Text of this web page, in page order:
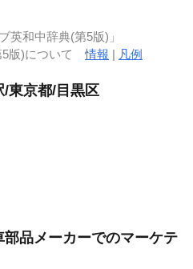
英和中辞典(第5版)」
5版)について情報 | 凡例
/東京都/目黒区
品メーカーでのマーケテ